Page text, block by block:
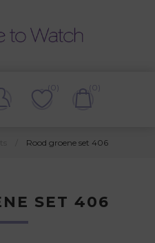
(0) (0)
Rood groene set 406
SET 406